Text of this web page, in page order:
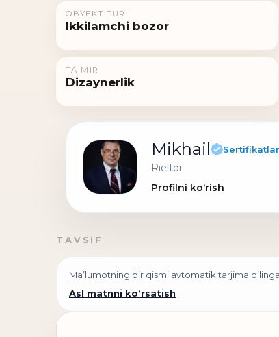
OBYEKT TURI
Ikkilamchi bozor
TAʼMIR
Dizaynerlik
Mikhail
Rieltor
Profilni ko‘rish
TAVSIF
Ma’lumotning bir qismi avtomatik tarjima
Asl matnni ko‘rsatish